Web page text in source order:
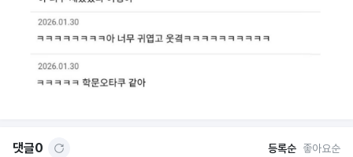
댓글0 등록순 좋아요순